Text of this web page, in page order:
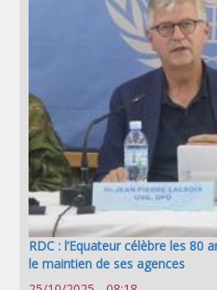
RDC : l’Equateur célèbre les 80
le maintien de ses agences